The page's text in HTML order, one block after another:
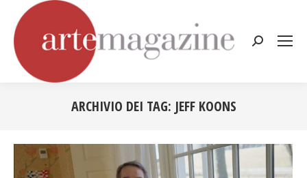
Cerca:
ARCHIVIO DEI TAG: JEFF KOONS